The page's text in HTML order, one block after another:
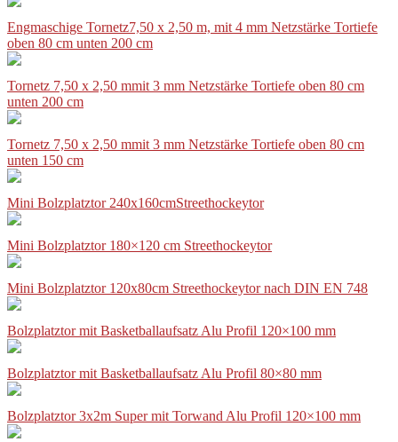
Engmaschige Tornetz7,50 x 2,50 m, mit 4 mm Netzstärke Tortiefe
oben 80 cm unten 200 cm
Tornetz 7,50 x 2,50 mmit 3 mm Netzstärke Tortiefe oben 80 cm
unten 200 cm
Tornetz 7,50 x 2,50 mmit 3 mm Netzstärke Tortiefe oben 80 cm
unten 150 cm
Mini Bolzplatztor 240x160cmStreethockeytor
Mini Bolzplatztor 180×120 cm Streethockeytor
Mini Bolzplatztor 120x80cm Streethockeytor nach DIN EN 748
Bolzplatztor mit Basketballaufsatz Alu Profil 120×100 mm
Bolzplatztor mit Basketballaufsatz Alu Profil 80×80 mm
Bolzplatztor 3x2m Super mit Torwand Alu Profil 120×100 mm